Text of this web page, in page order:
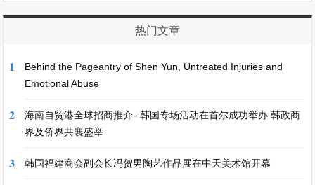
热门文章
1
Behind the Pageantry of Shen Yun, Untreated Injuries and
Emotional Abuse
2
海南自贸港全球招商推介--韩国专场活动在首尔成功举办 韩政商
界及侨界共襄盛举
3 韩国福建商会副会长冯贺男陶艺作品展在中天美术馆开幕